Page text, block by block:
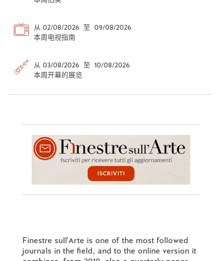
从 02/08/2026 至 09/08/2026
本周电视指南
从 03/08/2026 至 10/08/2026
本周开幕的展览
Finestre sull'Arte is one of the most followed
journals in the field, and to the online version it